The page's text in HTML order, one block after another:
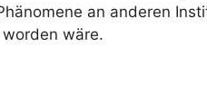
an anderen
wäre.